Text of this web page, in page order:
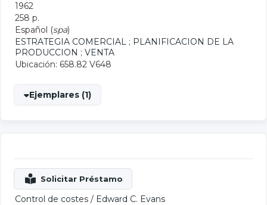
1962
258 p.
Español (spa)
ESTRATEGIA COMERCIAL ; PLANIFICACION DE LA
PRODUCCION ; VENTA
Ubicación: 658.82 V648
Ejemplares (1)
Control de costes / Edward C. Evans